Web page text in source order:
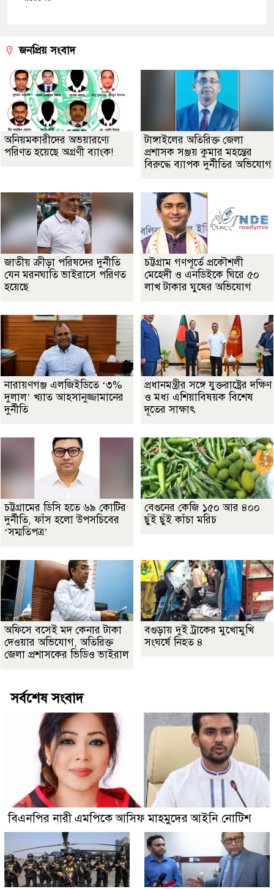
জনপ্রিয় সংবাদ
অনিয়মকারীদের অভয়ারণ্যে
পরিণত হয়েছে অগ্রণী ব্যাংক!
টাঙ্গাইলের অতিরিক্ত জেলা
প্রশাসক সঞ্জয় কুমার মহন্তের
বিরুদ্ধে ব্যাপক দুর্নীতির অভিযোগ
জাতীয় ক্রীড়া পরিষদের দুর্নীতি
যেন মরনঘাতি ভাইরাসে পরিণত
হয়েছে
চট্টগ্রাম গণপূর্তে প্রকৌশলী
মেহেদী ও এনডিইকে ঘিরে ৫০
লাখ টাকার ঘুষের অভিযোগ
নারায়ণগঞ্জ এলজিইডিতে ‘৩%
দুলাল’ খ্যাত আহসানুজ্জামানের
দুর্নীতি
প্রধানমন্ত্রীর সঙ্গে যুক্তরাষ্ট্রের দক্ষিণ
ও মধ্য এশিয়াবিষয়ক বিশেষ
দূতের সাক্ষাৎ
চট্টগ্রামের ডিসি হতে ৬৯ কোটির
দুর্নীতি, ফাঁস হলো উপসচিবের
‘সম্মতিপত্র’
বেগুনের কেজি ১৫০ আর ৪০০
ছুঁই ছুঁই কাঁচা মরিচ
অফিসে বসেই মদ কেনার টাকা
দেওয়ার অভিযোগ, অতিরিক্ত
জেলা প্রশাসকের ভিডিও ভাইরাল
বগুড়ায় দুই ট্রাকের মুখোমুখি
সংঘর্ষে নিহত ৪
সর্বশেষ সংবাদ
বিএনপির নারী এমপিকে আসিফ মাহমুদের আইনি নোটিশ